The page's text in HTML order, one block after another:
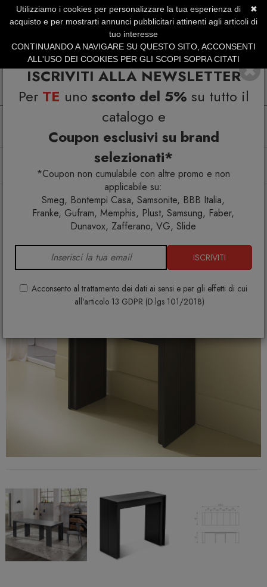
ISCRIVITI ALLA NEWSLETTER
Per TE uno sconto del 5% su tutto il
catalogo e
Coupon esclusivi su brand
selezionati*
*Coupon non cumulabile con altre promo e non
applicabile su:
Smeg, Bontempi Casa, Samsonite, BBB Italia,
Franke, Gufram, Memphis, Plust, Samsung, Faber,
Dunavox, Zafferano, VG, Slide
ISCRIVITI
Acconsento al trattamento dei dati ai sensi e per gli effetti di cui
all'articolo 13 GDPR (D.lgs 101/2018)
SERVIZIO CLIENTI +39.0773.470.562
SUMMER SALES | Fino al 31 Agosto
Arredo interno
Consolle allungabili
Consolle allungabile Pinocchio OM/114/N
✖
Utilizziamo i cookies per personalizzare la tua esperienza di
acquisto e per mostrarti annunci pubblicitari attinenti agli articoli di
tuo interesse
CONTINUANDO A NAVIGARE SU QUESTO SITO, ACCONSENTI
ALL'USO DEI COOKIES PER GLI SCOPI SOPRA CITATI